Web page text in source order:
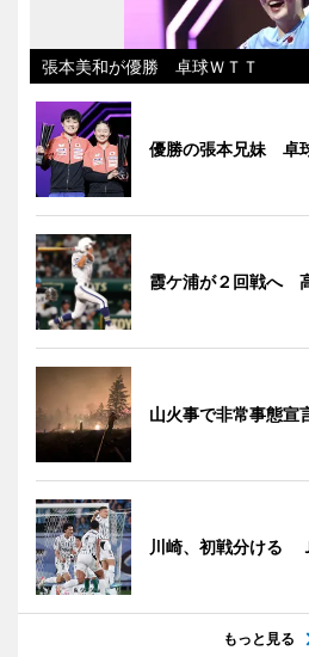
張本美和が優勝 卓球ＷＴＴ
優勝の張本兄妹 卓
霞ケ浦が２回戦へ
山火事で非常事態
川崎、初戦分ける
もっと見る